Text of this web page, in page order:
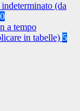
(da
a tempo
in tabelle) 5